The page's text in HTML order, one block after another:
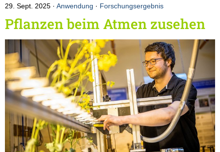
29. Sept. 2025 Anwendung · Forschungsergebnis
Pflanzen beim Atmen zusehen